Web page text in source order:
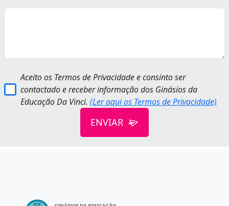
Aceito os Termos de Privacidade e consinto ser
contactado e receber informação dos Ginásios da
Educação Da Vinci.(Ler aqui os Termos de Privacidade)
ENVIAR